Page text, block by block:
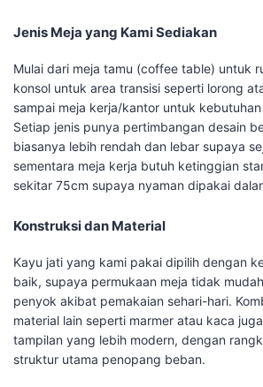
Jenis Meja yang Kami Sediakan
Mulai dari meja tamu (coffee table) untuk
konsol untuk area transisi seperti lorong
sampai meja kerja/kantor untuk
Setiap jenis punya pertimbangan desain
biasanya lebih rendah dan lebar supaya
sementara meja kerja butuh ketinggian
sekitar 75cm supaya nyaman dipakai
Konstruksi dan Material
Kayu jati yang kami pakai dipilih dengan
baik, supaya permukaan meja tidak
penyok akibat pemakaian sehari-hari.
material lain seperti marmer atau kaca
tampilan yang lebih modern, dengan
struktur utama penopang beban.